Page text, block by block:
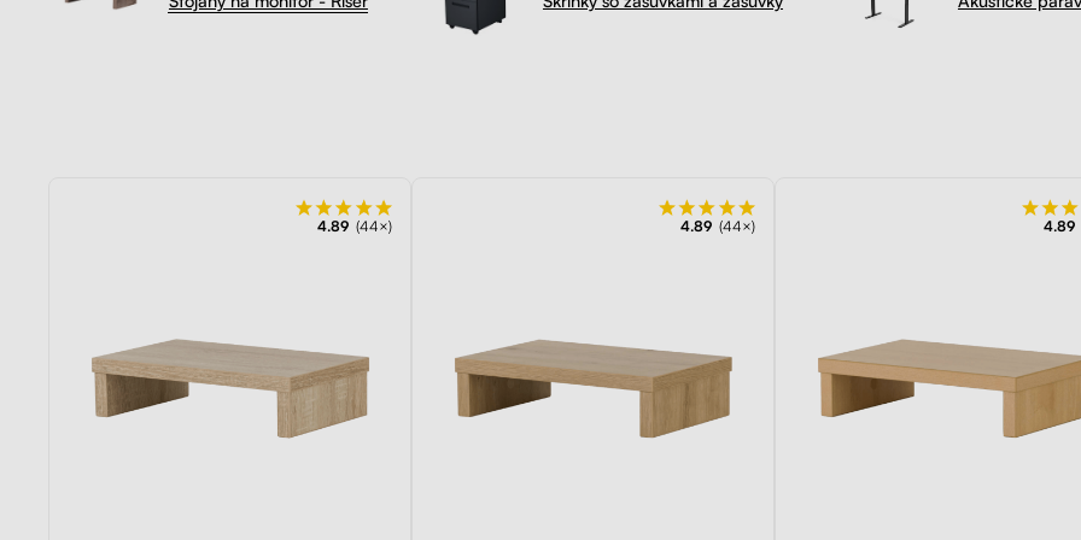
Kolieska
Skrinky so zásuvkami a zásuvky
Kontakt
100 dní na vyskúšianie. Odosielame ihneď.
4.89 (44×) 4.89 (44×) 4.89